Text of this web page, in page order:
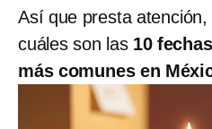
Así que presta
cuáles son las 10
más comunes en